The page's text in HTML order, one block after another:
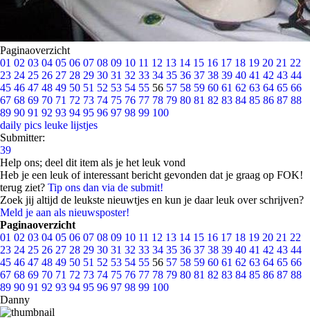
Paginaoverzicht
01 02 03 04 05 06 07 08 09 10 11 12 13 14 15 16 17 18 19 20 21 22
23 24 25 26 27 28 29 30 31 32 33 34 35 36 37 38 39 40 41 42 43 44
45 46 47 48 49 50 51 52 53 54 55 56 57 58 59 60 61 62 63 64 65 66
67 68 69 70 71 72 73 74 75 76 77 78 79 80 81 82 83 84 85 86 87 88
89 90 91 92 93 94 95 96 97 98 99 100
daily pics leuke lijstjes
Submitter:
39
Help ons; deel dit item als je het leuk vond
Heb je een leuk of interessant bericht gevonden dat je graag op FOK!
terug ziet? Tip ons dan via de submit!
Zoek jij altijd de leukste nieuwtjes en kun je daar leuk over schrijven?
Meld je aan als nieuwsposter!
Paginaoverzicht
01 02 03 04 05 06 07 08 09 10 11 12 13 14 15 16 17 18 19 20 21 22
23 24 25 26 27 28 29 30 31 32 33 34 35 36 37 38 39 40 41 42 43 44
45 46 47 48 49 50 51 52 53 54 55 56 57 58 59 60 61 62 63 64 65 66
67 68 69 70 71 72 73 74 75 76 77 78 79 80 81 82 83 84 85 86 87 88
89 90 91 92 93 94 95 96 97 98 99 100
Danny